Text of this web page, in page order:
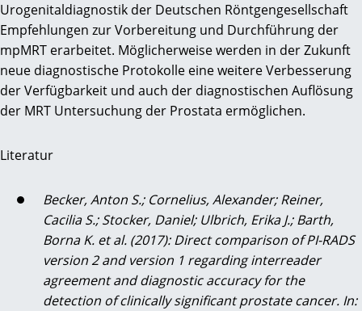
Urogenitaldiagnostik der Deutschen Röntgengesellschaft
Empfehlungen zur Vorbereitung und Durchführung der
mpMRT erarbeitet. Möglicherweise werden in der Zukunft
neue diagnostische Protokolle eine weitere Verbesserung
der Verfügbarkeit und auch der diagnostischen Auflösung
der MRT Untersuchung der Prostata ermöglichen.
Literatur
Becker, Anton S.; Cornelius, Alexander; Reiner,
Cacilia S.; Stocker, Daniel; Ulbrich, Erika J.; Barth,
Borna K. et al. (2017): Direct comparison of PI-RADS
version 2 and version 1 regarding interreader
agreement and diagnostic accuracy for the
detection of clinically significant prostate cancer. In: